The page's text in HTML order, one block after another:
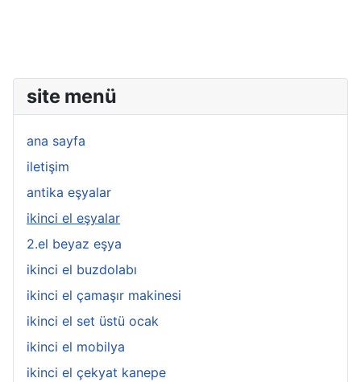
site menü
ana sayfa
iletişim
antika eşyalar
ikinci el eşyalar
2.el beyaz eşya
ikinci el buzdolabı
ikinci el çamaşır makinesi
ikinci el set üstü ocak
ikinci el mobilya
ikinci el çekyat kanepe